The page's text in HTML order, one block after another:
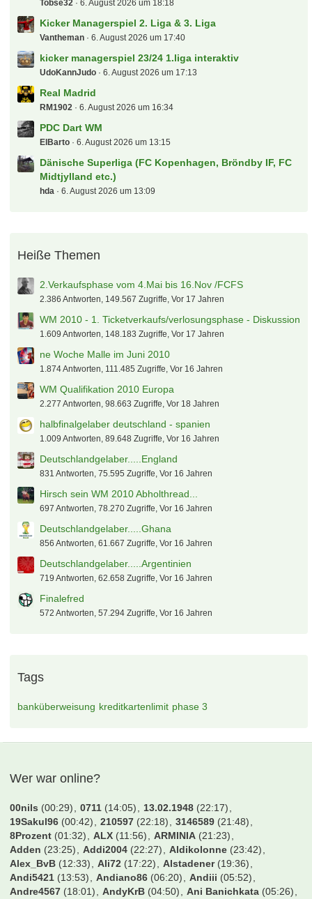
Tobse32 6. August 2026 um 18:18
Kicker Managerspiel 2. Liga & 3. Liga
Vantheman 6. August 2026 um 17:40
kicker managerspiel 23/24 1.liga interaktiv
UdoKannJudo 6. August 2026 um 17:13
Real Madrid
RM1902 6. August 2026 um 16:34
PDC Dart WM
ElBarto 6. August 2026 um 13:15
Dänische Superliga (FC Kopenhagen, Bröndby IF, FC
Midtjylland etc.)
hda 6. August 2026 um 13:09
Heiße Themen
2.Verkaufsphase vom 4.Mai bis 16.Nov /FCFS
2.386 Antworten, 149.567 Zugriffe, Vor 17 Jahren
WM 2010 - 1. Ticketverkaufs/verlosungsphase - Diskussion
1.609 Antworten, 148.183 Zugriffe, Vor 17 Jahren
ne Woche Malle im Juni 2010
1.874 Antworten, 111.485 Zugriffe, Vor 16 Jahren
WM Qualifikation 2010 Europa
2.277 Antworten, 98.663 Zugriffe, Vor 18 Jahren
halbfinalgelaber deutschland - spanien
1.009 Antworten, 89.648 Zugriffe, Vor 16 Jahren
Deutschlandgelaber.....England
831 Antworten, 75.595 Zugriffe, Vor 16 Jahren
Hirsch sein WM 2010 Abholthread...
697 Antworten, 78.270 Zugriffe, Vor 16 Jahren
Deutschlandgelaber.....Ghana
856 Antworten, 61.667 Zugriffe, Vor 16 Jahren
Deutschlandgelaber.....Argentinien
719 Antworten, 62.658 Zugriffe, Vor 16 Jahren
Finalefred
572 Antworten, 57.294 Zugriffe, Vor 16 Jahren
Tags
banküberweisung kreditkartenlimit phase 3
Wer war online?
00nils (00:29) 0711 (14:05) 13.02.1948 (22:17)
19Sakul96 (00:42) 210597 (22:18) 3146589 (21:48)
8Prozent (01:32) ALX (11:56) ARMINIA (21:23)
Adden (23:25) Addi2004 (22:27) Aldikolonne (23:42)
Alex_BvB (12:33) Ali72 (17:22) Alstadener(19:36)
Andi5421 (13:53) Andiano86 (06:20) Andiii (05:52)
Andre4567 (18:01) AndyKrB (04:50) Ani Banichkata (05:26)